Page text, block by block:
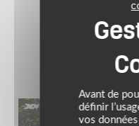
Avant de
définir
vos